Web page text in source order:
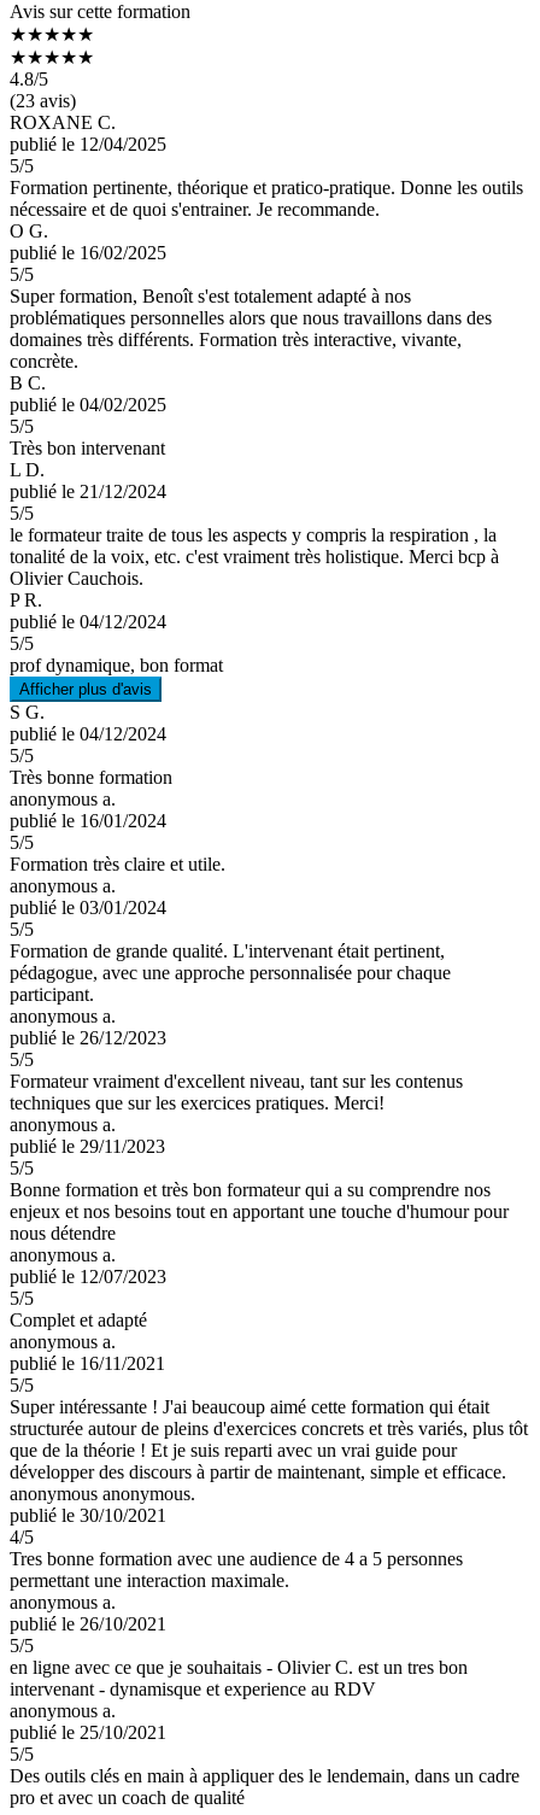
Avis sur cette formation
★★★★★
★★★★★
4.8/5
(23 avis)
ROXANE C.
publié le 12/04/2025
5/5
Formation pertinente, théorique et pratico-pratique. Donne les outils
nécessaire et de quoi s'entrainer. Je recommande.
O G.
publié le 16/02/2025
5/5
Super formation, Benoît s'est totalement adapté à nos
problématiques personnelles alors que nous travaillons dans des
domaines très différents. Formation très interactive, vivante,
concrète.
B C.
publié le 04/02/2025
5/5
Très bon intervenant
L D.
publié le 21/12/2024
5/5
le formateur traite de tous les aspects y compris la respiration , la
tonalité de la voix, etc. c'est vraiment très holistique. Merci bcp à
Olivier Cauchois.
P R.
publié le 04/12/2024
5/5
prof dynamique, bon format
Afficher plus d'avis
S G.
publié le 04/12/2024
5/5
Très bonne formation
anonymous a.
publié le 16/01/2024
5/5
Formation très claire et utile.
anonymous a.
publié le 03/01/2024
5/5
Formation de grande qualité. L'intervenant était pertinent,
pédagogue, avec une approche personnalisée pour chaque
participant.
anonymous a.
publié le 26/12/2023
5/5
Formateur vraiment d'excellent niveau, tant sur les contenus
techniques que sur les exercices pratiques. Merci!
anonymous a.
publié le 29/11/2023
5/5
Bonne formation et très bon formateur qui a su comprendre nos
enjeux et nos besoins tout en apportant une touche d'humour pour
nous détendre
anonymous a.
publié le 12/07/2023
5/5
Complet et adapté
anonymous a.
publié le 16/11/2021
5/5
Super intéressante ! J'ai beaucoup aimé cette formation qui était
structurée autour de pleins d'exercices concrets et très variés, plus tôt
que de la théorie ! Et je suis reparti avec un vrai guide pour
développer des discours à partir de maintenant, simple et efficace.
anonymous anonymous.
publié le 30/10/2021
4/5
Tres bonne formation avec une audience de 4 a 5 personnes
permettant une interaction maximale.
anonymous a.
publié le 26/10/2021
5/5
en ligne avec ce que je souhaitais - Olivier C. est un tres bon
intervenant - dynamisque et experience au RDV
anonymous a.
publié le 25/10/2021
5/5
Des outils clés en main à appliquer des le lendemain, dans un cadre
pro et avec un coach de qualité